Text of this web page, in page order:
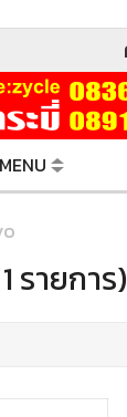
MENU
รายการ)